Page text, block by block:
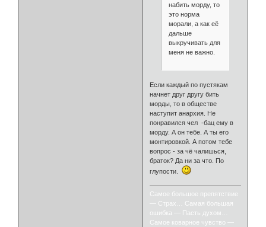
набить морду, то
это норма
морали, а как её
дальше
выкручивать для
меня не важно.
Если каждый по пустякам
начнет друг другу бить
морды, то в обществе
наступит анархия. Не
понравился чел -бац ему в
морду. А он тебе. А ты его
монтировкой. А потом тебе
вопрос - за чё чалишься,
браток? Да ни за что. По
глупости.
Самое большое препятствие
— Страх… Самая большая
ошибка — Пасть духом…
Самое коварное чувство —